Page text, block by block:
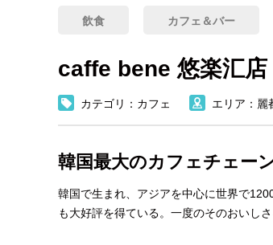
飲食 カフェ＆バー
caffe bene 悠楽汇店
カテゴリ：カフェ エリア：麗
韓国最大のカフェチェー
韓国で生まれ、アジアを中心に世界で
も大好評を得ている。一度のそのおいしさ